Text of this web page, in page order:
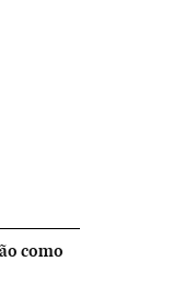
como